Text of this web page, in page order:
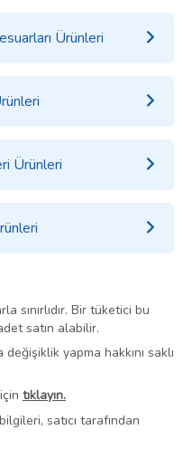
Ürünleri
Ürünleri
sınırlıdır. Bir tüketici bu
satın alabilir.
yapma hakkını saklı
tıklayın.
satıcı tarafından